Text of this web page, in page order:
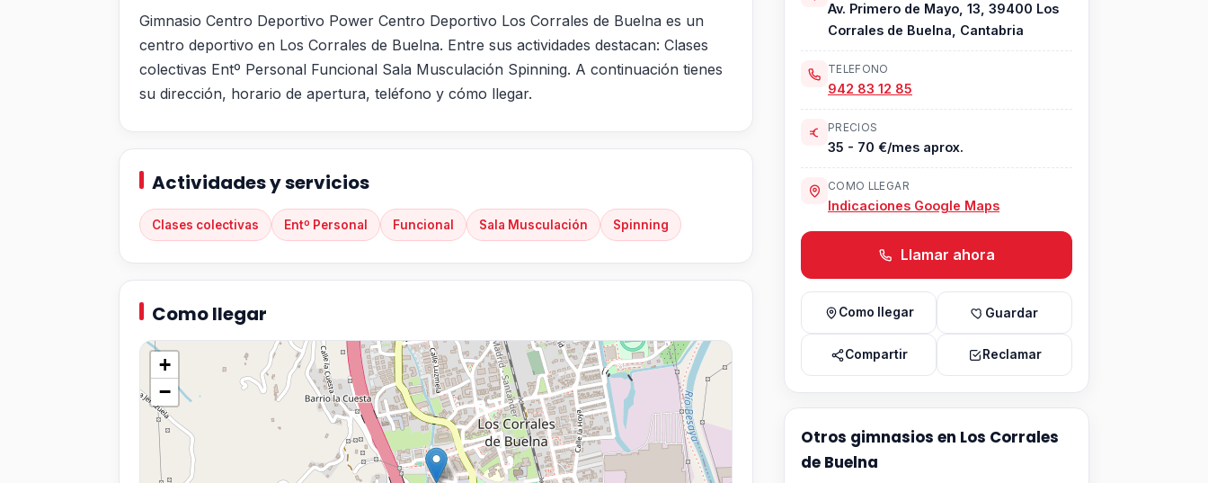
Gimnasio Centro Deportivo Power Centro Deportivo Los Corrales de Buelna es un
centro deportivo en Los Corrales de Buelna. Entre sus actividades destacan: Clases
colectivas Entº Personal Funcional Sala Musculación Spinning. A continuación tienes
su dirección, horario de apertura, teléfono y cómo llegar.
Actividades y servicios
Clases colectivas Entº Personal Funcional Sala Musculación Spinning
Como llegar
+
−
Av. Primero de Mayo, 13, 39400 Los
Corrales de Buelna, Cantabria
TELEFONO
942 83 12 85
PRECIOS
35 - 70 €/mes aprox.
COMO LLEGAR
Indicaciones Google Maps
Llamar ahora
Como llegar Guardar
Compartir Reclamar
Otros gimnasios en Los Corrales
de Buelna